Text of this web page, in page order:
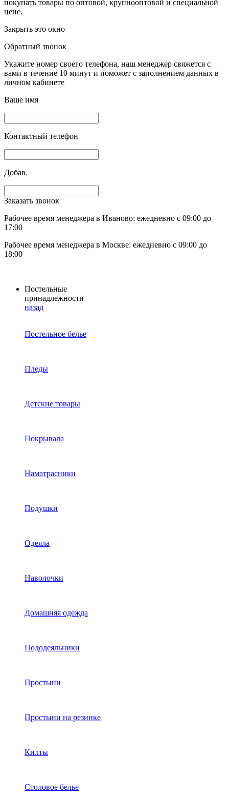
покупать товары по оптовой, крупнооптовой и специальной
цене.
Закрыть это окно
Обратный звонок
Укажите номер своего телефона, наш менеджер свяжется с
вами в течение 10 минут и поможет с заполнением данных в
личном кабинете
Ваше имя
Контактный телефон
Добав.
Заказать звонок
Рабочее время менеджера в Иваново: ежедневно с 09:00 до
17:00
Рабочее время менеджера в Москве: ежедневно с 09:00 до
18:00
Постельные
принадлежности
назад
Постельное белье
Пледы
Детские товары
Покрывала
Наматрасники
Подушки
Одеяла
Наволочки
Домашняя одежда
Пододеяльники
Простыни
Простыни на резинке
Килты
Столовое белье